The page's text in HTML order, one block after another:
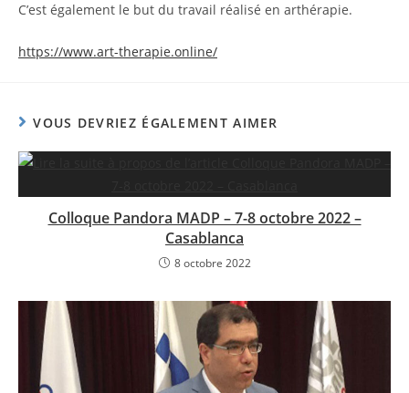
C’est également le but du travail réalisé en arthérapie.
https://www.art-therapie.online/
VOUS DEVRIEZ ÉGALEMENT AIMER
Colloque Pandora MADP – 7-8 octobre 2022 –
Casablanca
8 octobre 2022